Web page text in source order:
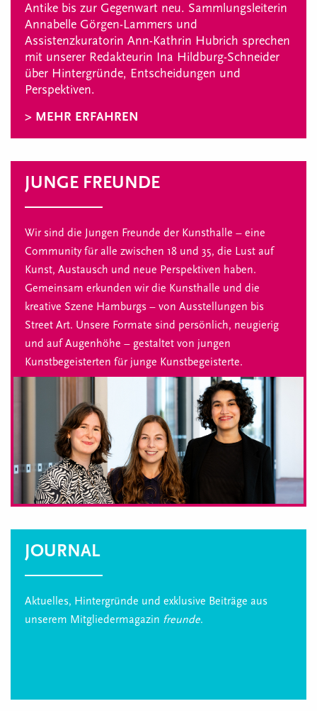
Antike bis zur Gegenwart neu. Sammlungsleiterin
Annabelle Görgen-Lammers und
Assistenzkuratorin Ann-Kathrin Hubrich sprechen
mit unserer Redakteurin Ina Hildburg-Schneider
über Hintergründe, Entscheidungen und
Perspektiven.
> MEHR ERFAHREN
JUNGE FREUNDE
Wir sind die Jungen Freunde der Kunsthalle – eine
Community für alle zwischen 18 und 35, die Lust auf
Kunst, Austausch und neue Perspektiven haben.
Gemeinsam erkunden wir die Kunsthalle und die
kreative Szene Hamburgs – von Ausstellungen bis
Street Art. Unsere Formate sind persönlich, neugierig
und auf Augenhöhe – gestaltet von jungen
Kunstbegeisterten für junge Kunstbegeisterte.
JOURNAL
Aktuelles, Hintergründe und exklusive Beiträge aus
unserem Mitgliedermagazin freunde.